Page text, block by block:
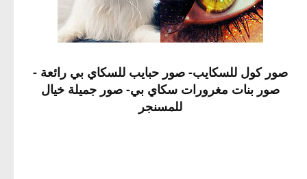
صور كول للسكايب- صور حبايب للسكاي بي رائعة -
صور بنات مغرورات سكاي بي- صور جميلة خيال
للمسنجر